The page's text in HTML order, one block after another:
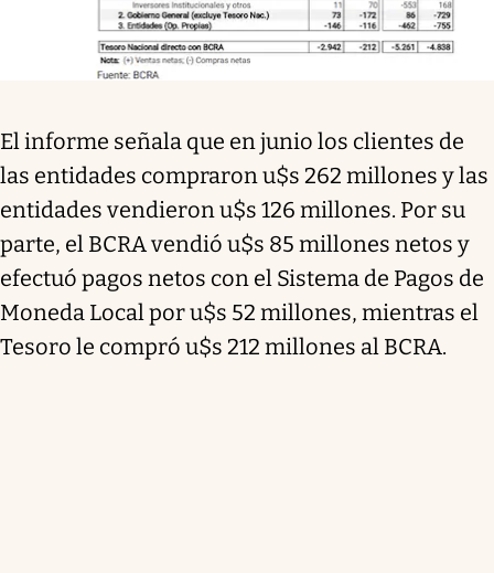
El informe señala que en junio los clientes de
las entidades compraron u$s 262 millones y las
entidades vendieron u$s 126 millones. Por su
parte, el BCRA vendió u$s 85 millones netos y
efectuó pagos netos con el Sistema de Pagos de
Moneda Local por u$s 52 millones, mientras el
Tesoro le compró u$s 212 millones al BCRA.